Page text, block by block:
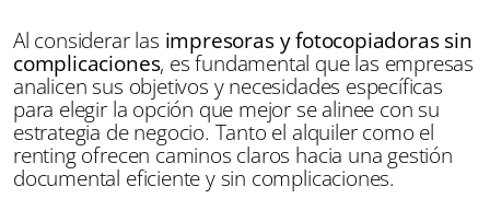
Al considerar las impresoras y fotocopiadoras sin
complicaciones, es fundamental que las empresas
analicen sus objetivos y necesidades específicas
para elegir la opción que mejor se alinee con su
estrategia de negocio. Tanto el alquiler como el
renting ofrecen caminos claros hacia una gestión
documental eficiente y sin complicaciones.